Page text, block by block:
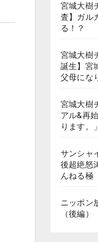
宮城大樹
査】ガル
る！？
宮城大樹
誕生】宮
父母にな
宮城大樹
アル&再
ります。」
サンシャ
後超絶怒
んねる極
ニッポン
（後編）